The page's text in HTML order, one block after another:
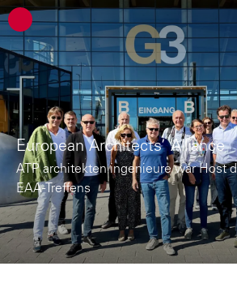
ATP Architekten Ingenieure
European Architects’ Alliance
ATP architekten ingenieure war Host
EAA-Treffens